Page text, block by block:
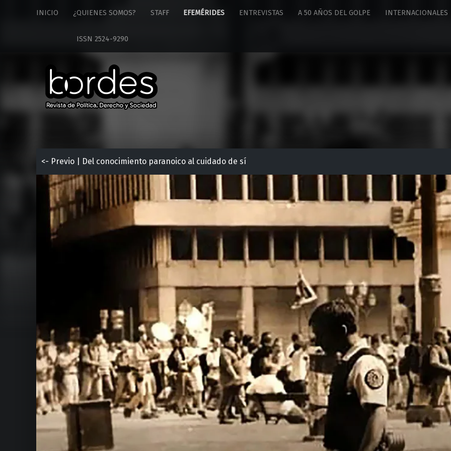
INICIO ¿QUIENES SOMOS? STAFF EFEMÉRIDES ENTREVISTAS A 50 AÑOS DEL GOLPE INTERNACIONALES
ISSN 2524-9290
<- Previo | Del conocimiento paranoico al cuidado de sí